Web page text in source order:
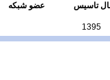
تاسیس عضو شبکه
1395